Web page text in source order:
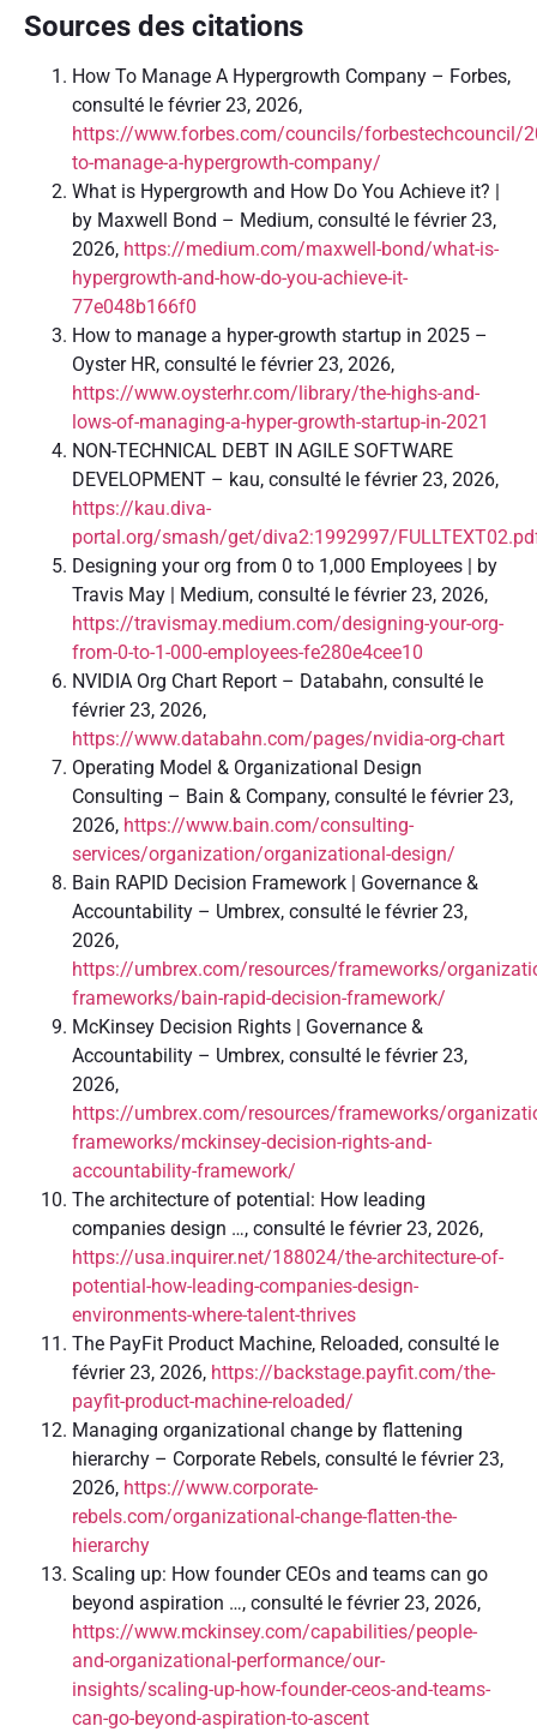
Sources des citations
How To Manage A Hypergrowth Company – Forbes,
consulté le février 23, 2026,
https://www.forbes.com/councils/forbestechcouncil/
to-manage-a-hypergrowth-company/
What is Hypergrowth and How Do You Achieve it? |
by Maxwell Bond – Medium, consulté le février 23,
2026, https://medium.com/maxwell-bond/what-is-
hypergrowth-and-how-do-you-achieve-it-
77e048b166f0
How to manage a hyper-growth startup in 2025 –
Oyster HR, consulté le février 23, 2026,
https://www.oysterhr.com/library/the-highs-and-
lows-of-managing-a-hyper-growth-startup-in-2021
NON-TECHNICAL DEBT IN AGILE SOFTWARE
DEVELOPMENT – kau, consulté le février 23, 2026,
https://kau.diva-
portal.org/smash/get/diva2:1992997/
Designing your org from 0 to 1,000 Employees | by
Travis May | Medium, consulté le février 23, 2026,
https://travismay.medium.com/designing-your-org-
from-0-to-1-000-employees-fe280e4cee10
NVIDIA Org Chart Report – Databahn, consulté le
février 23, 2026,
https://www.databahn.com/pages/nvidia-org-chart
Operating Model & Organizational Design
Consulting – Bain & Company, consulté le février 23,
2026, https://www.bain.com/consulting-
services/organization/organizational-design/
Bain RAPID Decision Framework | Governance &
Accountability – Umbrex, consulté le février 23,
2026,
https://umbrex.com/resources/frameworks/
frameworks/bain-rapid-decision-framework/
McKinsey Decision Rights | Governance &
Accountability – Umbrex, consulté le février 23,
2026,
https://umbrex.com/resources/frameworks/
frameworks/mckinsey-decision-rights-and-
accountability-framework/
The architecture of potential: How leading
companies design …, consulté le février 23, 2026,
https://usa.inquirer.net/188024/the-architecture-of-
potential-how-leading-companies-design-
environments-where-talent-thrives
The PayFit Product Machine, Reloaded, consulté le
février 23, 2026, https://backstage.payfit.com/the-
payfit-product-machine-reloaded/
Managing organizational change by flattening
hierarchy – Corporate Rebels, consulté le février 23,
2026, https://www.corporate-
rebels.com/organizational-change-flatten-the-
hierarchy
Scaling up: How founder CEOs and teams can go
beyond aspiration …, consulté le février 23, 2026,
https://www.mckinsey.com/capabilities/people-
and-organizational-performance/our-
insights/scaling-up-how-founder-ceos-and-teams-
can-go-beyond-aspiration-to-ascent